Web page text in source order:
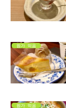
뭔가 먹음
뭔가 먹음